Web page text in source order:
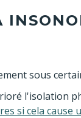
sous
l'isolation
si cela cause